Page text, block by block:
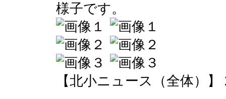
様子です。
【北小ニュース（全体）】